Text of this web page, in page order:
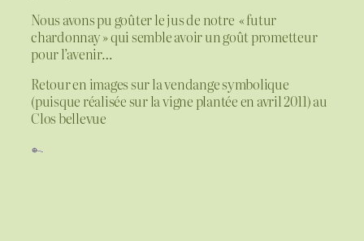
Nous avons pu goûter le jus de notre « futur
chardonnay » qui semble avoir un goût prometteur
pour l’avenir…
Retour en images sur la vendange symbolique
(puisque réalisée sur la vigne plantée en avril 2011) au
Clos bellevue